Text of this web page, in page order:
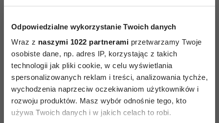
Odpowiedzialne wykorzystanie Twoich danych
Wraz z naszymi 1022 partnerami przetwarzamy Twoje
osobiste dane, np. adres IP, korzystając z takich
technologii jak pliki cookie, w celu wyświetlania
spersonalizowanych reklam i treści, analizowania tychże,
wychodzenia naprzeciw oczekiwaniom użytkowników i
rozwoju produktów. Masz wybór odnośnie tego, kto
używa Twoich danych i w jakich celach to robi.
kolej, żeby mówić, więc mówię, co mam w głowie
i co mi leży na sercu. Zwykle jest tam wiele słów
wdzięczności, ale miewam takie dni, kiedy
jestem zdezorientowana i zagubiona, wtedy
proszę Boga, żeby mi objaśnił rzeczywistość.
Potem znów jestem cicho i słucham – teraz znów
kolej na Pana Boga. Potem piszę, co Bóg – tak mi